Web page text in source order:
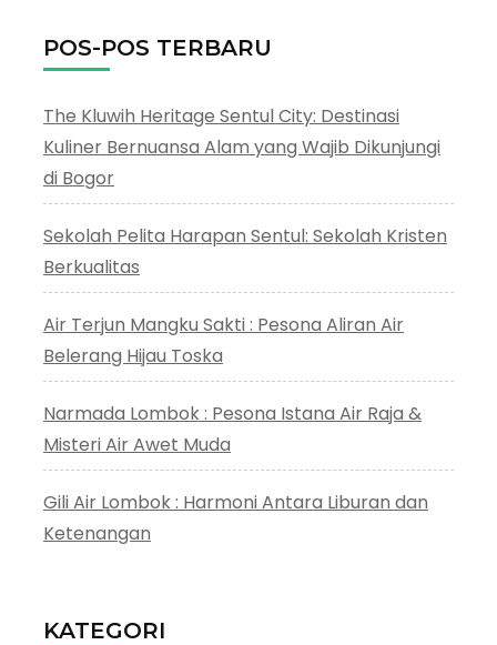
POS-POS TERBARU
The Kluwih Heritage Sentul City: Destinasi
Kuliner Bernuansa Alam yang Wajib Dikunjungi
di Bogor
Sekolah Pelita Harapan Sentul: Sekolah Kristen
Berkualitas
Air Terjun Mangku Sakti : Pesona Aliran Air
Belerang Hijau Toska
Narmada Lombok : Pesona Istana Air Raja &
Misteri Air Awet Muda
Gili Air Lombok : Harmoni Antara Liburan dan
Ketenangan
KATEGORI